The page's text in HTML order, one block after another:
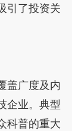
引了投资关
盖广度及内
企业。典型
科普的重大